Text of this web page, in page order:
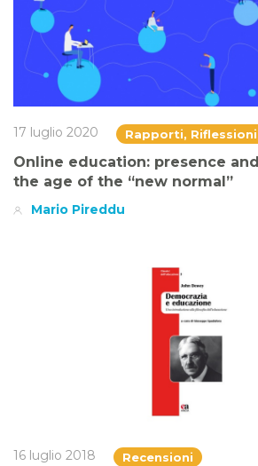
17 luglio 2020 Rapporti,
Online education: presence
the age of the “new normal”
Mario Pireddu
16 luglio 2018 Recensioni